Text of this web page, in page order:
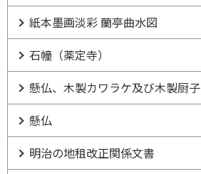
紙本墨画淡彩 蘭亭曲水図
石幢（薬定寺）
懸仏、木製カワラケ及び木製厨子
懸仏
明治の地租改正関係文書